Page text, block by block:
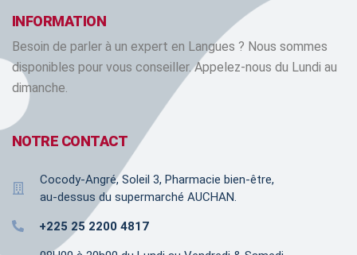
INFORMATION
Besoin de parler à un expert en Langues ? Nous sommes
disponibles pour vous conseiller. Appelez-nous du Lundi au
dimanche.
NOTRE CONTACT
Cocody-Angré, Soleil 3, Pharmacie bien-être,
au-dessus du supermarché AUCHAN.
+225 25 2200 4817